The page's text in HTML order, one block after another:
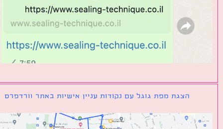
הצגת מפת גוגל עם נקודות עניין אישיות באתר וורדפרס